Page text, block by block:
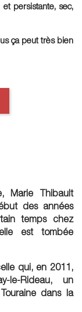
persistante, sec,
ça peut très bien
Marie Thibault
des années
temps chez
est tombée
qui, en 2011,
le-Rideau, un
dans la